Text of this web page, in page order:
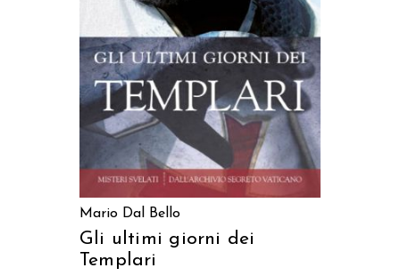
AGGIUNGI AL CARRELLO
Mario Dal Bello
Gli ultimi giorni dei
Templari